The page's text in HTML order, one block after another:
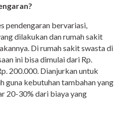
pendengaran bervariasi,
dilakukan dan rumah sakit
Di rumah sakit swasta di
ini bisa dimulai dari Rp.
200.000. Dianjurkan untuk
guna kebutuhan tambahan yang
20-30% dari biaya yang